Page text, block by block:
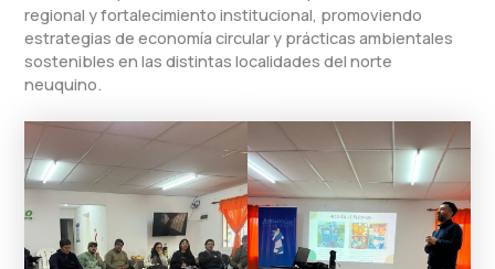
regional y fortalecimiento institucional, promoviendo
estrategias de economía circular y prácticas ambientales
sostenibles en las distintas localidades del norte
neuquino.